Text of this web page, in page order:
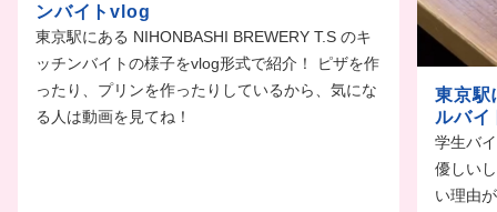
ンバイトvlog
東京駅にある NIHONBASHI BREWERY T.S のキ
ッチンバイトの様子をvlog形式で紹介！ ピザを作
ったり、プリンを作ったりしているから、気にな
る人は動画を見てね！
東京駅
ルバイ
学生バ
優しい
い理由